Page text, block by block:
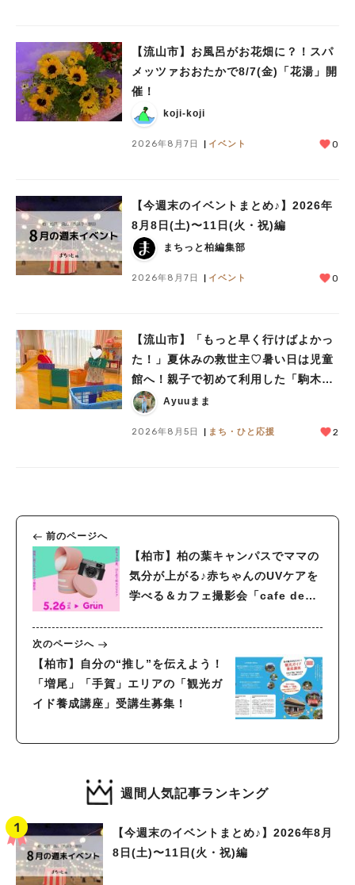
【流山市】お風呂がお花畑に？！スパ
メッツァおおたかで8/7(金)「花湯」開
催！
koji-koji
2026年8月7日 イベント 0
【今週末のイベントまとめ♪】2026年
8月8日(土)〜11日(火・祝)編
まちっと柏編集部
2026年8月7日 イベント 0
【流山市】「もっと早く行けばよかっ
た！」夏休みの救世主♡暑い日は児童
館へ！親子で初めて利用した「駒木台
児童館」レポート
Ayuuまま
2026年8月5日 まち・ひと応援 2
前のページへ
【柏市】柏の葉キャンパスでママの
気分が上がる♪赤ちゃんのUVケアを
学べる＆カフェ撮影会「cafe de
次のページへ
【柏市】自分の“推し”を伝えよう！
「増尾」「手賀」エリアの「観光ガ
イド養成講座」受講生募集！
週間人気記事ランキング
【今週末のイベントまとめ♪】2026年8月
8日(土)〜11日(火・祝)編